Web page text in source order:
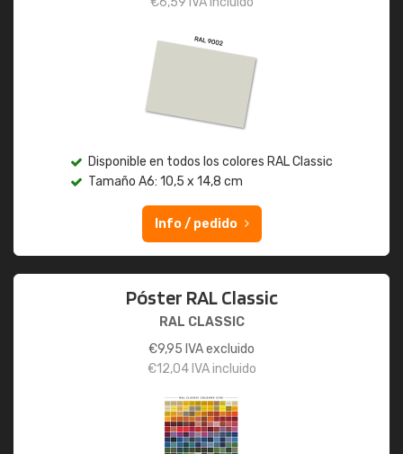
Disponible en todos los colores RAL Classic
Tamaño A6: 10,5 x 14,8 cm
Info / pedido
Póster RAL Classic
RAL CLASSIC
€9,95 IVA excluido
€12,04IVA incluido